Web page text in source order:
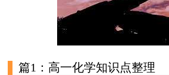
篇1：高一化学知识点整理